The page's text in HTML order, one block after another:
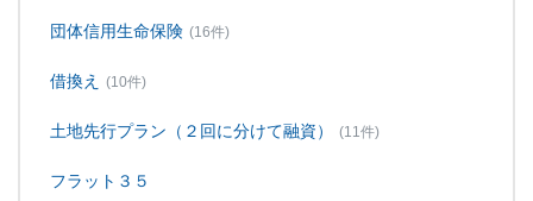
団体信用生命保険 (16件)
借換え (10件)
土地先行プラン（２回に分けて融資） (11件)
フラット３５